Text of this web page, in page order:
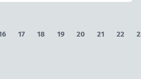
17 18 19 20 21 22